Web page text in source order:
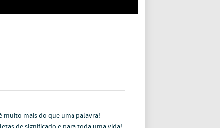
muito mais do que uma palavra!